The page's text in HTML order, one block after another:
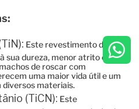
Este revestimento dourado
sua dureza, menor atrito e maior
de roscar com
uma maior vida útil e um
diversos materiais.
(TiCN): Este